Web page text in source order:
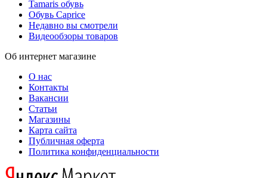
Tamaris обувь
Обувь Caprice
Недавно вы смотрели
Видеообзоры товаров
Об интернет магазине
О нас
Контакты
Вакансии
Статьи
Магазины
Карта сайта
Публичная оферта
Политика конфиденциальности